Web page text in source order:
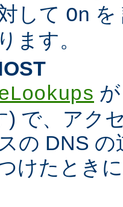
して On を
ます。
) で、アク
の DNS
けたとき